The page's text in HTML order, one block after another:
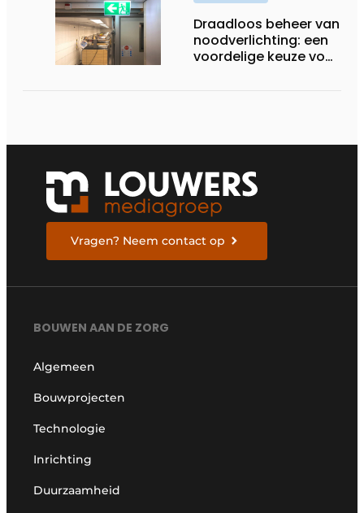
Draadloos beheer van
noodverlichting: een
voordelige keuze voor
Vragen? Neem contact op
BOUWEN AAN DE ZORG
Algemeen
Bouwprojecten
Technologie
Inrichting
Duurzaamheid